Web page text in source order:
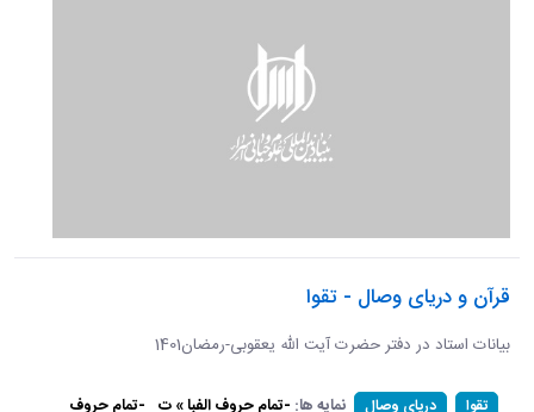
قرآن و دریای وصال - تقوا
بیانات استاد در دفتر حضرت آیت الله یعقوبی-رمضان1401
تقوا دریای وصال نمایه ها: -تمام حروف الفبا » ت -تمام حروف